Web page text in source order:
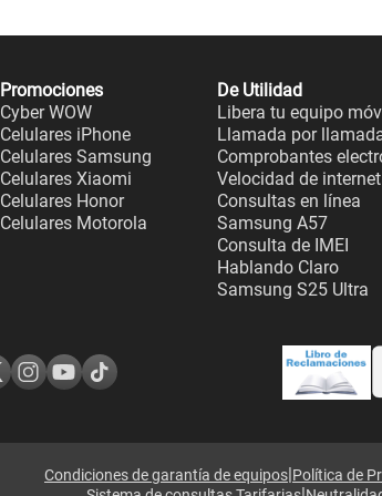
Promociones
Cyber WOW
Celulares iPhone
Celulares Samsung
Celulares Xiaomi
Celulares Honor
Celulares Motorola
De Utilidad
Libera tu equipo
Llamada por
Comprobantes
Velocidad de internet
Consultas en línea
Samsung A57
Consulta de IMEI
Hablando Claro
Samsung S25 Ultra
Condiciones de garantía de equipos|Política de